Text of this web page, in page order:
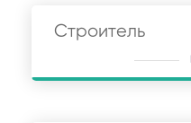
Строитель